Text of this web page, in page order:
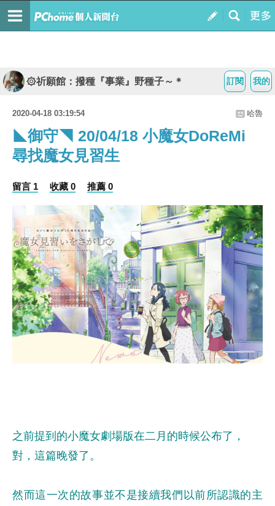
我的
訂閱 ۞祈願館：撥種『事業』野種子～＊
2020-04-18 03:19:54 哈魯
◣御守◥ 20/04/18 小魔女DoReMi
尋找魔女見習生
留言 1 收藏 0 推薦 0
之前提到的小魔女劇場版在二月的時候公布了，
對，這篇晚發了。
然而這一次的故事並不是接續我們以前所認識的主